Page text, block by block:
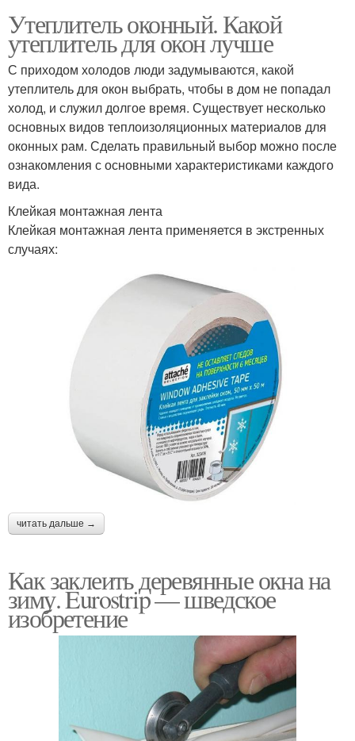
Утеплитель оконный. Какой
утеплитель для окон лучше
С приходом холодов люди задумываются, какой
утеплитель для окон выбрать, чтобы в дом не попадал
холод, и служил долгое время. Существует несколько
основных видов теплоизоляционных материалов для
оконных рам. Сделать правильный выбор можно после
ознакомления с основными характеристиками каждого
вида.
Клейкая монтажная лента
Клейкая монтажная лента применяется в экстренных
случаях:
читать дальше →
Как заклеить деревянные окна на
зиму. Eurostrip — шведское
изобретение